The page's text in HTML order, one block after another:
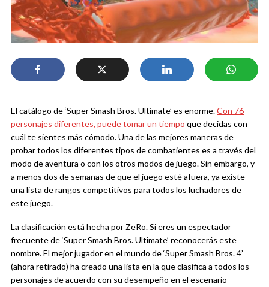
El catálogo de ‘Super Smash Bros. Ultimate’ es enorme.Con 76
personajes diferentes, puede tomar un tiempo que decidas con
cuál te sientes más cómodo. Una de las mejores maneras de
probar todos los diferentes tipos de combatientes es a través del
modo de aventura o con los otros modos de juego. Sin embargo, y
a menos dos de semanas de que el juego esté afuera, ya existe
una lista de rangos competitivos para todos los luchadores de
este juego.
La clasificación está hecha por ZeRo. Si eres un espectador
frecuente de ‘Super Smash Bros. Ultimate’ reconocerás este
nombre. El mejor jugador en el mundo de ‘Super Smash Bros. 4’
(ahora retirado) ha creado una lista en la que clasifica a todos los
personajes de acuerdo con su desempeño en el escenario